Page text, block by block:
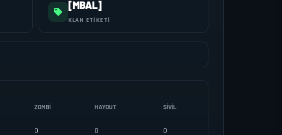
[MBAL]
KLAN ETIKETI
ZOMBI HAYDUT SIVIL
0 0 0